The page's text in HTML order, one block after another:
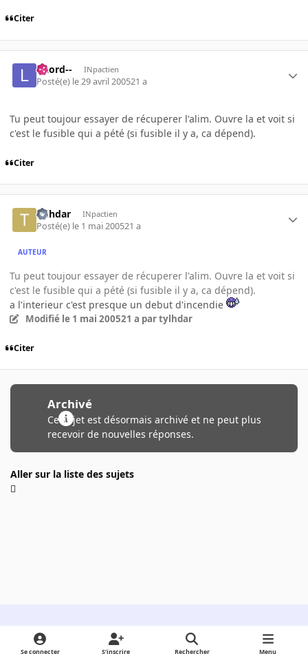
Citer
--Lord-- INpactien
Posté(e) le 29 avril 200521 a
Tu peut toujour essayer de récuperer l'alim. Ouvre la et voit si
c'est le fusible qui a pété (si fusible il y a, ca dépend).
Citer
tylhdar INpactien
Posté(e) le 1 mai 200521 a
AUTEUR
Tu peut toujour essayer de récuperer l'alim. Ouvre la et voit si
c'est le fusible qui a pété (si fusible il y a, ca dépend).
a l'interieur c'est presque un debut d'incendie
Modifié le 1 mai 200521 a par tylhdar
Citer
Archivé
Ce sujet est désormais archivé et ne peut plus
recevoir de nouvelles réponses.
Aller sur la liste des sujets
Light ModeDark ModeSystem Preference
Se connecter S’inscrire Rechercher Menu